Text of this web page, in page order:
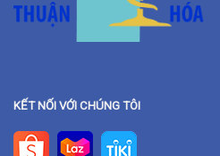
KẾT NỐI VỚI CHÚNG TÔI